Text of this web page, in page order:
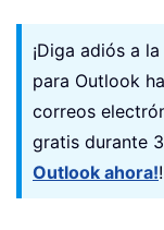
¡Diga adiós a
para Outlook
correos
gratis durante
Outlook ahora!!